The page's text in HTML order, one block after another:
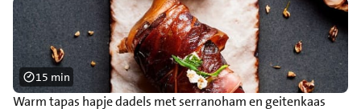
Warm tapas hapje dadels met serranoham en geitenkaas
15 min